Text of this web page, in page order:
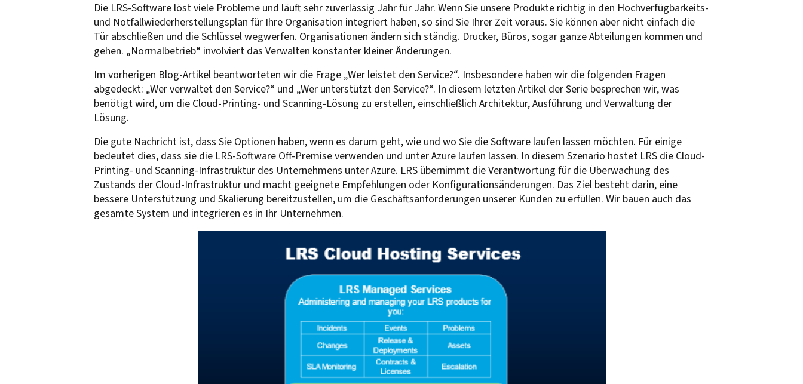
Die LRS-Software löst viele Probleme und läuft sehr zuverlässig Jahr für Jahr. Wenn Sie unsere Produkte richtig in den Hochverfügbarkeits-
und Notfallwiederherstellungsplan für Ihre Organisation integriert haben, so sind Sie Ihrer Zeit voraus. Sie können aber nicht einfach die
Tür abschließen und die Schlüssel wegwerfen. Organisationen ändern sich ständig. Drucker, Büros, sogar ganze Abteilungen kommen und
gehen. „Normalbetrieb“ involviert das Verwalten konstanter kleiner Änderungen.
Im vorherigen Blog-Artikel beantworteten wir die Frage „Wer leistet den Service?“. Insbesondere haben wir die folgenden Fragen
abgedeckt: „Wer verwaltet den Service?“ und „Wer unterstützt den Service?“. In diesem letzten Artikel der Serie besprechen wir, was
benötigt wird, um die Cloud-Printing- und Scanning-Lösung zu erstellen, einschließlich Architektur, Ausführung und Verwaltung der
Lösung.
Die gute Nachricht ist, dass Sie Optionen haben, wenn es darum geht, wie und wo Sie die Software laufen lassen möchten. Für einige
bedeutet dies, dass sie die LRS-Software Off-Premise verwenden und unter Azure laufen lassen. In diesem Szenario hostet LRS die Cloud-
Printing- und Scanning-Infrastruktur des Unternehmens unter Azure. LRS übernimmt die Verantwortung für die Überwachung des
Zustands der Cloud-Infrastruktur und macht geeignete Empfehlungen oder Konfigurationsänderungen. Das Ziel besteht darin, eine
bessere Unterstützung und Skalierung bereitzustellen, um die Geschäftsanforderungen unserer Kunden zu erfüllen. Wir bauen auch das
gesamte System und integrieren es in Ihr Unternehmen.